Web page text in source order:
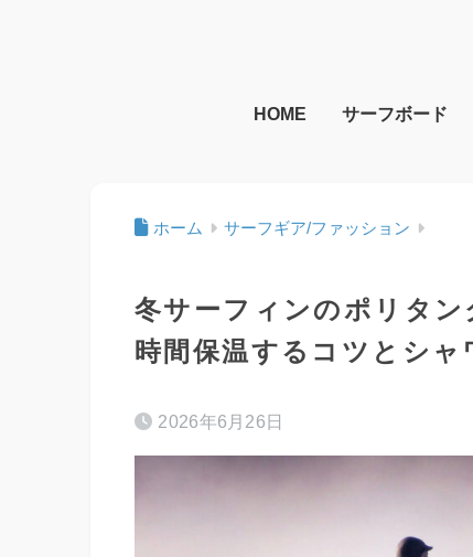
HOME サーフボード
ホーム サーフギア/ファッション
冬サーフィンのポリタ
時間保温するコツとシ
2026年6月26日